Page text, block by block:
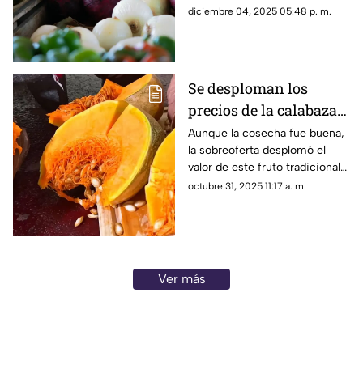
supermercados. ¿Qué está
diciembre 04, 2025 05:48 p. m.
Se desploman los
precios de la calabaza
en Acapulco afectando
a productores locales
Aunque la cosecha fue buena,
la sobreoferta desplomó el
valor de este fruto tradicional
en plena víspera de Día de
octubre 31, 2025 11:17 a. m.
Ver más